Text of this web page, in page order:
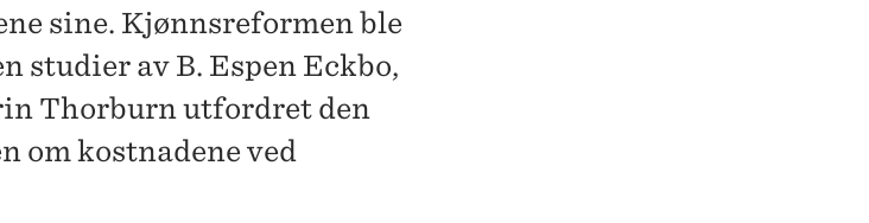
sine. Kjønnsreformen ble
studier av B. Espen Eckbo,
Thorburn utfordret den
om kostnadene ved